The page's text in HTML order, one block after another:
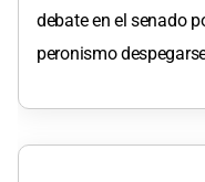
debate en el senado
peronismo